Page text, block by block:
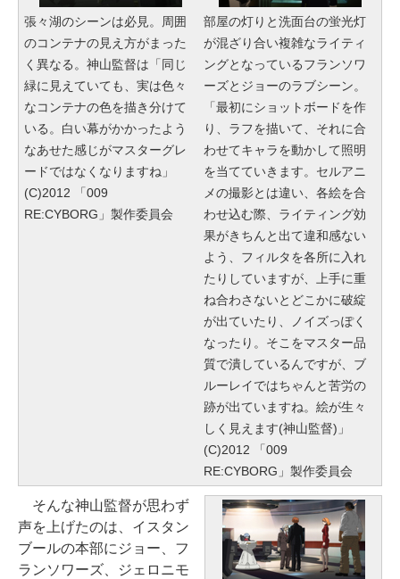
張々湖のシーンは必見。周囲
のコンテナの見え方がまった
く異なる。神山監督は「同じ
緑に見えていても、実は色々
なコンテナの色を描き分けて
いる。白い幕がかかったよう
なあせた感じがマスターグレ
ードではなくなりますね」
(C)2012 「009
RE:CYBORG」製作委員会
部屋の灯りと洗面台の蛍光灯
が混ざり合い複雑なライティ
ングとなっているフランソワ
ーズとジョーのラブシーン。
「最初にショットボードを作
り、ラフを描いて、それに合
わせてキャラを動かして照明
を当てていきます。セルアニ
メの撮影とは違い、各絵を合
わせ込む際、ライティング効
果がきちんと出て違和感ない
よう、フィルタを各所に入れ
たりしていますが、上手に重
ね合わさないとどこかに破綻
が出ていたり、ノイズっぽく
なったり。そこをマスター品
質で潰しているんですが、ブ
ルーレイではちゃんと苦労の
跡が出ていますね。絵が生々
しく見えます(神山監督)」
(C)2012 「009
RE:CYBORG」製作委員会
そんな神山監督が思わず
声を上げたのは、イスタン
ブールの本部にジョー、フ
ランソワーズ、ジェロニモ